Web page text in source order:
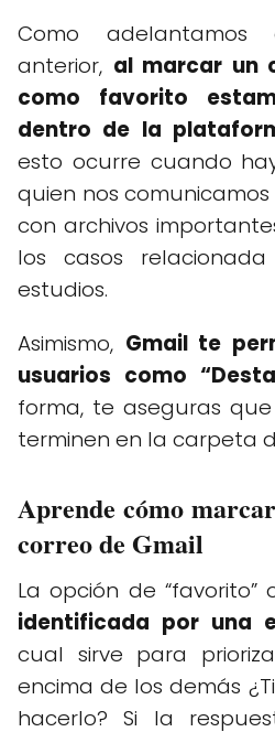
Como
anterior, al marcar un
como favorito
dentro de la
esto ocurre cuando
quien nos
con archivos
los casos
estudios.
Asimismo, Gmail te
usuarios como
forma, te aseguras
terminen en la carpeta
Aprende cómo
correo de Gmail
La opción de “favorito”
identificada por una
cual sirve para
encima de los demás
hacerlo? Si la